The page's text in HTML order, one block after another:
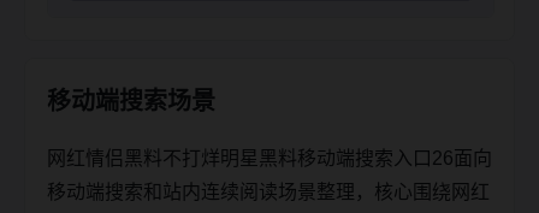
移动端搜索场景
网红情侣黑料不打烊明星黑料移动端搜索入口26面向
移动端搜索和站内连续阅读场景整理，核心围绕网红